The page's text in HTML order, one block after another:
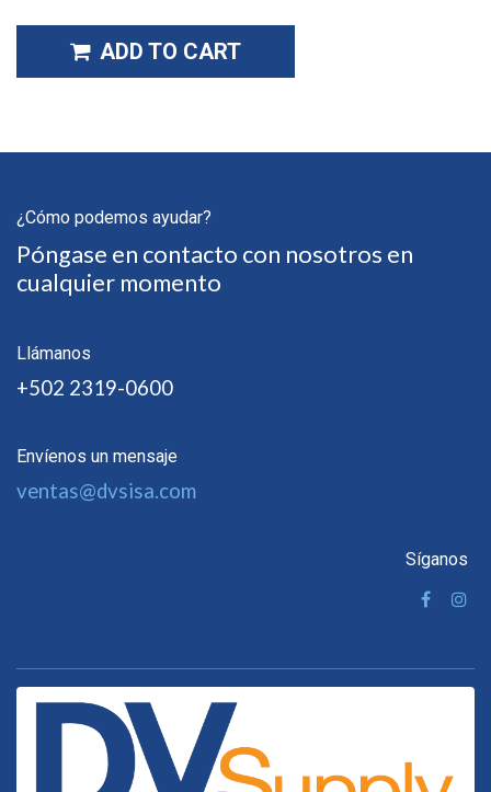
ADD TO CART
¿Cómo podemos ayudar?
Póngase en contacto con nosotros en
cualquier momento
Llámanos
+502 2319-0600
Envíenos un mensaje
ventas@dvsisa.com
Síganos